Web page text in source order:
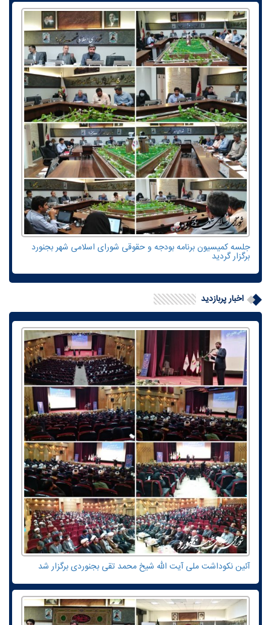
جلسه کمیسیون برنامه بودجه و حقوقی شورای اسلامی شهر بجنورد
برگزار گردید
اخبار پربازدید
آئین نکوداشت ملی آیت الله شیخ محمد تقی بجنوردی برگزار شد